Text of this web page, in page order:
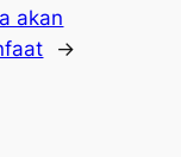
akan
→